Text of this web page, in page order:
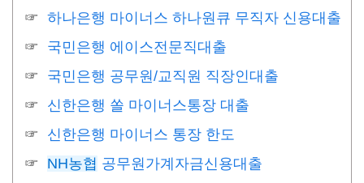
하나은행 마이너스 하나원큐 무직자 신용대출
국민은행 에이스전문직대출
국민은행 공무원/교직원 직장인대출
신한은행 쏠 마이너스통장 대출
신한은행 마이너스 통장 한도
NH농협 공무원가계자금신용대출